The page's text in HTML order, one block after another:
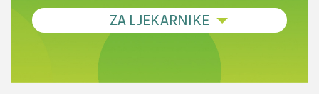
Debljina - od prevencije do personalizirane
Novi pogled na migrenu: komorbiditeti, spolne
razlike i nove terapije
smetnji do rane onkološke dijagnostike
ZA LJEKARNIKE
Antikoagulansi u ljekarničkoj praksi –